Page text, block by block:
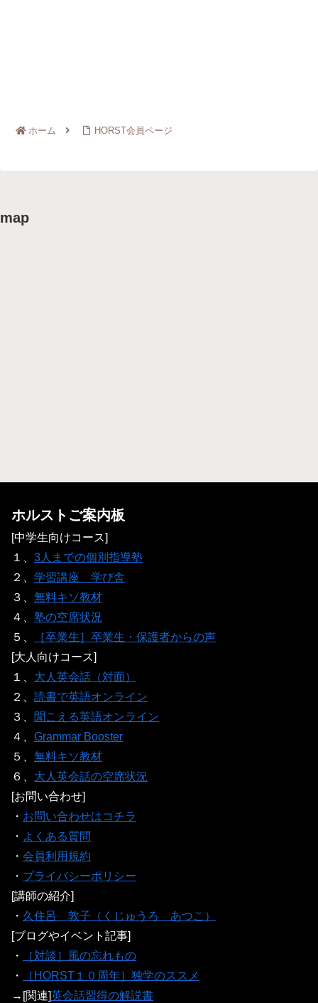
ホーム HORST会員ページ
map
ホルストご案内板
[中学生向けコース]
１、 3人までの個別指導塾
２、 学習講座 学び舎
３、 無料キソ教材
４、 塾の空席状況
５、
［卒業生］卒業生・保護者からの声
[大人向けコース]
１、 大人英会話（対面）
２、 読書で英語オンライン
３、
聞こえる英語オンライン
４、 Grammar Booster
５、 無料キソ教材
６、 大人英会話の空席状況
[お問い合わせ]
・ お問い合わせはコチラ
・ よくある質問
・ 会員利用規約
・ プライバシーポリシー
[講師の紹介]
・ 久住呂 敦子（くじゅうろ あつこ）
[ブログやイベント記事]
・
［対談］風の忘れもの
・
［HORST１０周年］独学のススメ
→[関連]英会話習得の解説書